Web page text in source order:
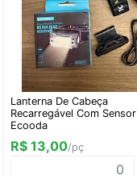
Lanterna De Cabeça
Recarregável Com Sensor
Ecooda
R$ 13,00/pç